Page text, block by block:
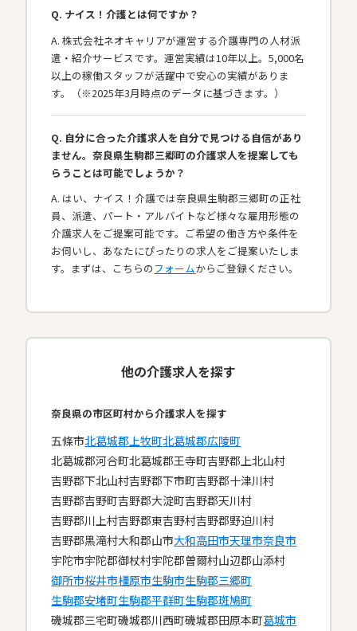
Q. ナイス！介護とは何ですか？
A. 株式会社ネオキャリアが運営する介護専門の人材派
遣・紹介サービスです。運営実績は10年以上。5,000名
以上の稼働スタッフが活躍中で安心の実績がありま
す。（※2025年3月時点のデータに基づきます。）
Q. 自分に合った介護求人を自分で見つける自信があり
ません。奈良県生駒郡三郷町の介護求人を提案しても
らうことは可能でしょうか？
A. はい、ナイス！介護では奈良県生駒郡三郷町の正社
員、派遣、パート・アルバイトなど様々な雇用形態の
介護求人をご提案可能です。ご希望の働き方や条件を
お伺いし、あなたにぴったりの求人をご提案いたしま
す。まずは、こちらのフォームからご登録ください。
他の介護求人を探す
奈良県の市区町村から介護求人を探す
五條市北葛城郡上牧町北葛城郡広陵町
北葛城郡河合町北葛城郡王寺町吉野郡上北山村
吉野郡下北山村吉野郡下市町吉野郡十津川村
吉野郡吉野町吉野郡大淀町吉野郡天川村
吉野郡川上村吉野郡東吉野村吉野郡野迫川村
吉野郡黒滝村大和郡山市大和高田市天理市奈良市
宇陀市宇陀郡御杖村宇陀郡曽爾村山辺郡山添村
御所市桜井市橿原市生駒市生駒郡三郷町
生駒郡安堵町生駒郡平群町生駒郡斑鳩町
磯城郡三宅町磯城郡川西町磯城郡田原本町葛城市